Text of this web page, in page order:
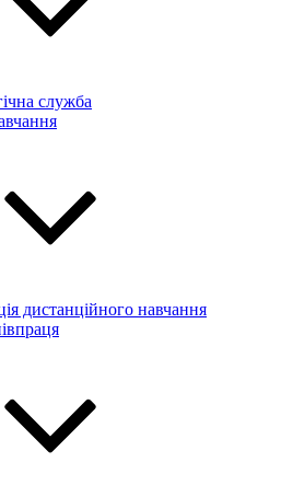
служба
дистанційного навчання